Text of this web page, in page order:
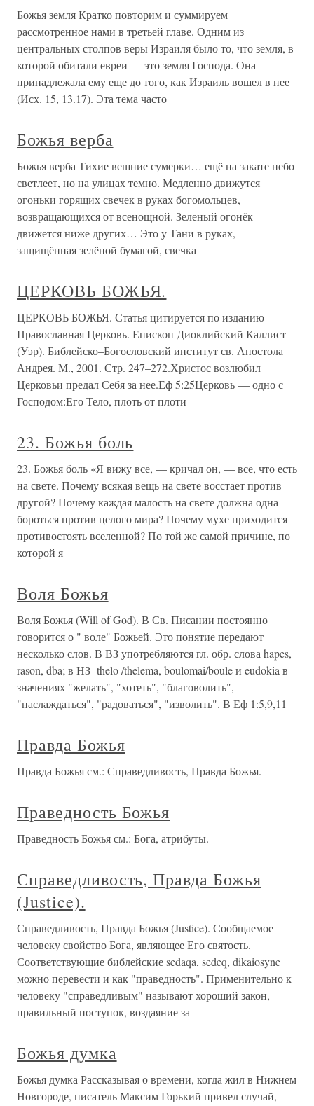
Божья земля Кратко повторим и суммируем
рассмотренное нами в третьей главе. Одним из
центральных столпов веры Израиля было то, что земля, в
которой обитали евреи — это земля Господа. Она
принадлежала ему еще до того, как Израиль вошел в нее
(Исх. 15, 13.17). Эта тема часто
Божья верба
Божья верба Тихие вешние сумерки… ещё на закате небо
светлеет, но на улицах темно. Медленно движутся
огоньки горящих свечек в руках богомольцев,
возвращающихся от всенощной. Зеленый огонёк
движется ниже других… Это у Тани в руках,
защищённая зелёной бумагой, свечка
ЦЕРКОВЬ БОЖЬЯ.
ЦЕРКОВЬ БОЖЬЯ. Статья цитируется по изданию
Православная Церковь. Епископ Диоклийский Каллист
(Уэр). Библейско–Богословский институт св. Апостола
Андрея. М., 2001. Стр. 247–272.Христос возлюбил
Церковьи предал Себя за нее.Еф 5:25Церковь — одно с
Господом:Его Тело, плоть от плоти
23. Божья боль
23. Божья боль «Я вижу все, — кричал он, — все, что есть
на свете. Почему всякая вещь на свете восстает против
другой? Почему каждая малость на свете должна одна
бороться против целого мира? Почему мухе приходится
противостоять вселенной? По той же самой причине, по
которой я
Воля Божья
Воля Божья (Will of God). В Св. Писании постоянно
говорится о " воле" Божьей. Это понятие передают
несколько слов. В ВЗ употребляются гл. обр. слова hapes,
rason, dba; в НЗ- thelo /thelema, boulomai/boule и eudokia в
значениях "желать", "хотеть", "благоволить",
"наслаждаться", "радоваться", "изволить". В Еф 1:5,9,11
Правда Божья
Правда Божья см.: Справедливость, Правда Божья.
Праведность Божья
Праведность Божья см.: Бога, атрибуты.
Справедливость, Правда Божья
(Justice).
Справедливость, Правда Божья (Justice). Сообщаемое
человеку свойство Бога, являющее Его святость.
Соответствующие библейские sedaqa, sedeq, dikaiosyne
можно перевести и как "праведность". Применительно к
человеку "справедливым" называют хороший закон,
правильный поступок, воздаяние за
Божья думка
Божья думка Рассказывая о времени, когда жил в Нижнем
Новгороде, писатель Максим Горький привел случай,